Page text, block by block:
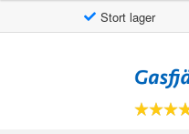
Stort lager
till
till
innehåll